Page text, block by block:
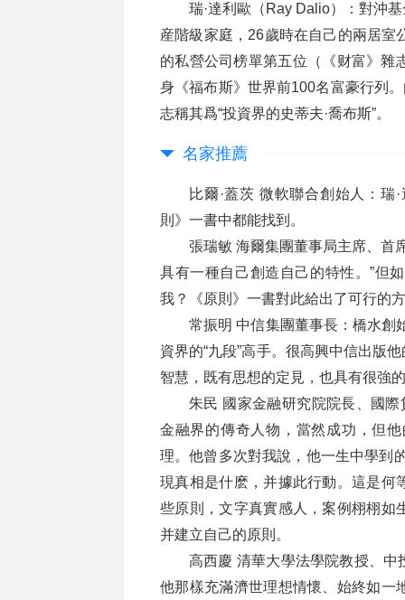
瑞·達利歐（Ray Dalio）：對沖
産階級家庭，26歲時在自己的兩居室
的私營公司榜單第五位（《财富》雜
身《福布斯》世界前100名富豪行列
志稱其爲“投資界的史蒂夫·喬布斯”。
名家推薦
比爾·蓋茨 微軟聯合創始人：瑞
則》一書中都能找到。
張瑞敏 海爾集團董事局主席、首
具有一種自己創造自己的特性。”但
我？《原則》一書對此給出了可行的
常振明 中信集團董事長：橋水創
資界的“九段”高手。很高興中信出版
智慧，既有思想的定見，也具有很強
朱民 國家金融研究院院長、國
金融界的傳奇人物，當然成功，但
理。他曾多次對我說，他一生中學到
現真相是什麽，并據此行動。這是何
些原則，文字真實感人，案例栩栩如
并建立自己的原則。
高西慶 清華大學法學院教授、
他那樣充滿濟世理想情懷、始終如一